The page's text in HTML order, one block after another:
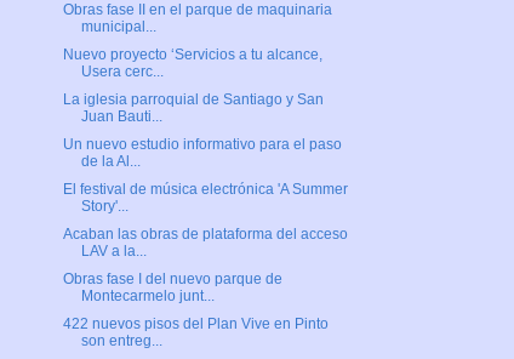
Obras fase II en el parque de maquinaria
municipal...
Nuevo proyecto ‘Servicios a tu alcance,
Usera cerc...
La iglesia parroquial de Santiago y San
Juan Bauti...
Un nuevo estudio informativo para el paso
de la Al...
El festival de música electrónica 'A Summer
Story'...
Acaban las obras de plataforma del acceso
LAV a la...
Obras fase I del nuevo parque de
Montecarmelo junt...
422 nuevos pisos del Plan Vive en Pinto
son entreg...